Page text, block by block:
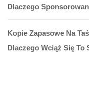
Dlaczego
Kopie Zapasowe Na
Dlaczego Wciąż Się To